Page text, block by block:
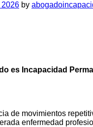
2026 by
es Incapacidad
de movimientos
enfermedad